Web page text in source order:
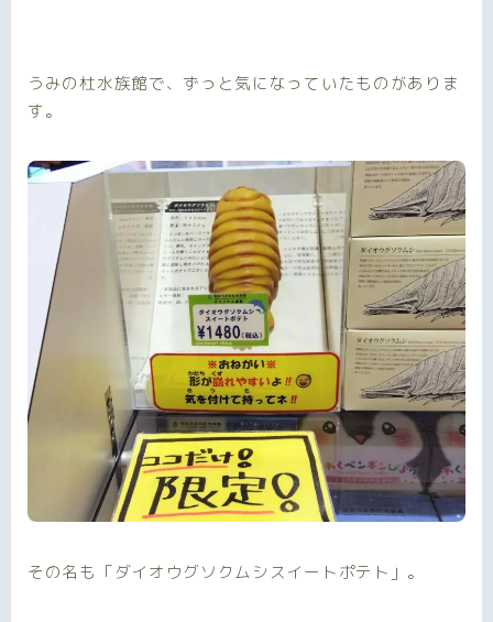
うみの杜水族館で、ずっと気になっていたものがありま
す。
その名も「ダイオウグソクムシスイートポテト」。